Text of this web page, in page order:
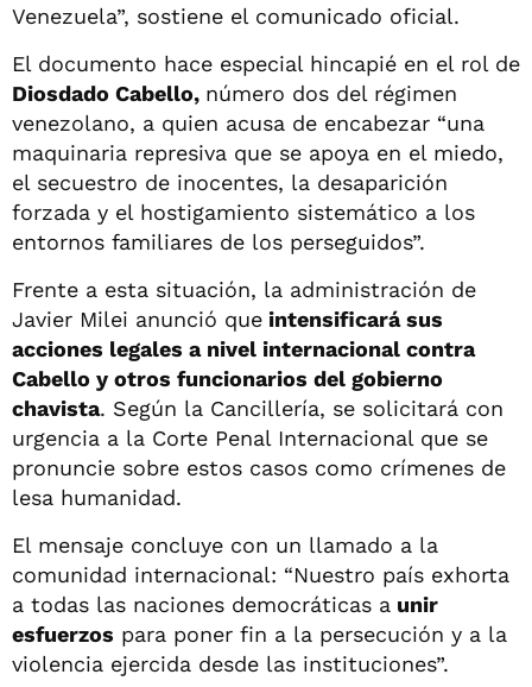
Venezuela”, sostiene el comunicado oficial.
El documento hace especial hincapié en el rol de
Diosdado Cabello, número dos del régimen
venezolano, a quien acusa de encabezar “una
maquinaria represiva que se apoya en el miedo,
el secuestro de inocentes, la desaparición
forzada y el hostigamiento sistemático a los
entornos familiares de los perseguidos”.
Frente a esta situación, la administración de
Javier Milei anunció que intensificará sus
acciones legales a nivel internacional contra
Cabello y otros funcionarios del gobierno
chavista. Según la Cancillería, se solicitará con
urgencia a la Corte Penal Internacional que se
pronuncie sobre estos casos como crímenes de
lesa humanidad.
El mensaje concluye con un llamado a la
comunidad internacional: “Nuestro país exhorta
a todas las naciones democráticas a unir
esfuerzos para poner fin a la persecución y a la
violencia ejercida desde las instituciones”.